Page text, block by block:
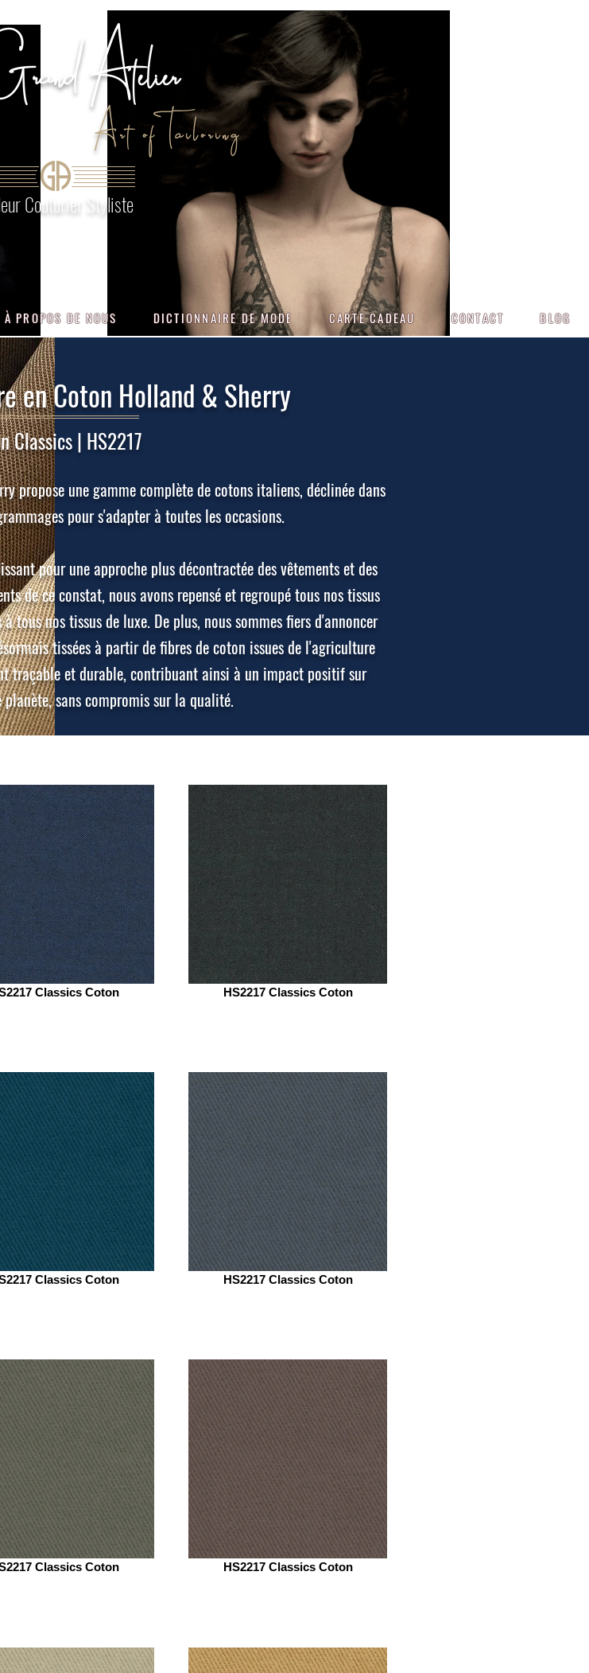
Atelier
Couturier Styliste
Art of Tailoring
À PROPOS DE NOUS DICTIONNAIRE DE MODE CARTE CADEAU CONTACT BLOG
en Coton Holland & Sherry
Classics | HS2217
propose une gamme complète de cotons italiens, déclinée dans
pour s'adapter à toutes les occasions.
pour une approche plus décontractée des vêtements et des
de ce constat, nous avons repensé et regroupé tous nos tissus
nos tissus de luxe. De plus, nous sommes fiers d'annoncer
tissées à partir de fibres de coton issues de l'agriculture
traçable et durable, contribuant ainsi à un impact positif sur
planète, sans compromis sur la qualité.
Classics Coton HS2217 Classics Coton
Classics Coton HS2217 Classics Coton
Classics Coton HS2217 Classics Coton